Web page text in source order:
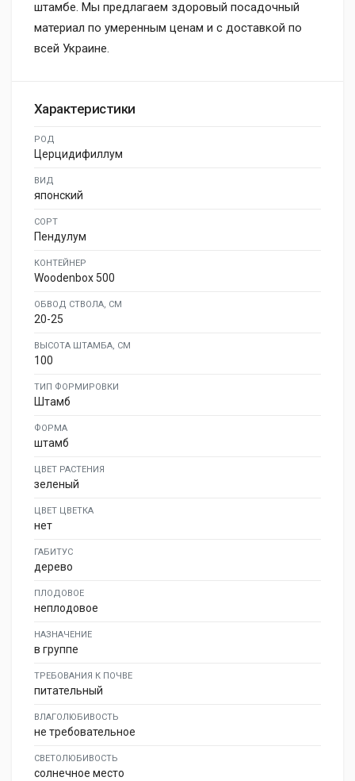
штамбе. Мы предлагаем здоровый посадочный
материал по умеренным ценам и с доставкой по
всей Украине.
Характеристики
РОД
Церцидифиллум
ВИД
японский
СОРТ
Пендулум
КОНТЕЙНЕР
Woodenbox 500
ОБВОД СТВОЛА, СМ
20-25
ВЫСОТА ШТАМБА, СМ
100
ТИП ФОРМИРОВКИ
Штамб
ФОРМА
штамб
ЦВЕТ РАСТЕНИЯ
зеленый
ЦВЕТ ЦВЕТКА
нет
ГАБИТУС
дерево
ПЛОДОВОЕ
неплодовое
НАЗНАЧЕНИЕ
в группе
ТРЕБОВАНИЯ К ПОЧВЕ
питательный
ВЛАГОЛЮБИВОСТЬ
не требовательное
СВЕТОЛЮБИВОСТЬ
солнечное место